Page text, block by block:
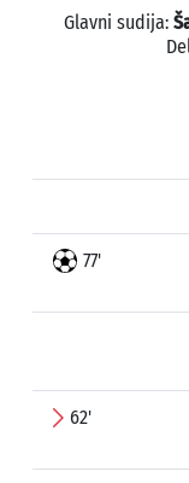
Glavni sudija:
77'
62'